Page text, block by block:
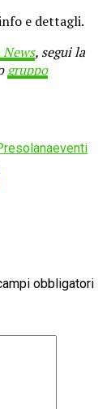
e dettagli.
, segui la
gruppo
eventi
obbligatori